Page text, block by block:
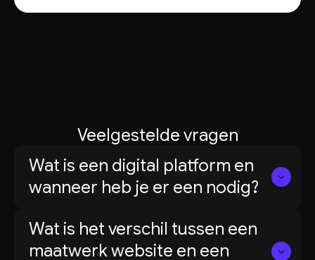
Veelgestelde vragen
Wat is een digital platform en
wanneer heb je er een nodig?
verder gaat dan een website. Het bedient
meerdere doelgroepen, koppelt systemen
Wat is het verschil tussen een
maatwerk website en een